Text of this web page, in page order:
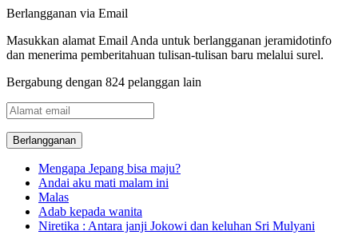
Berlangganan via Email
Masukkan alamat Email Anda untuk berlangganan jeramidotinfo
dan menerima pemberitahuan tulisan-tulisan baru melalui surel.
Bergabung dengan 824 pelanggan lain
Alamat
email
Mengapa Jepang bisa maju?
Andai aku mati malam ini
Malas
Adab kepada wanita
Niretika : Antara janji Jokowi dan keluhan Sri Mulyani